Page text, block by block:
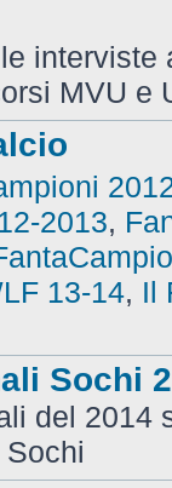
interviste
MVU e
2013,
13-14, Il
Sochi
del 2014